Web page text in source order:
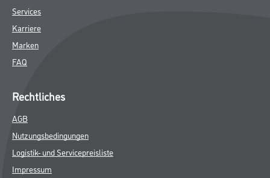
Services
Karriere
Marken
FAQ
Rechtliches
AGB
Nutzungsbedingungen
Logistik- und Servicepreisliste
Impressum